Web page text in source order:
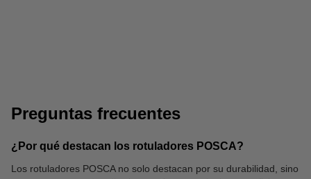
Preguntas frecuentes
¿Por qué destacan los rotuladores POSCA?
Los rotuladores POSCA no solo destacan por su durabilidad, sino